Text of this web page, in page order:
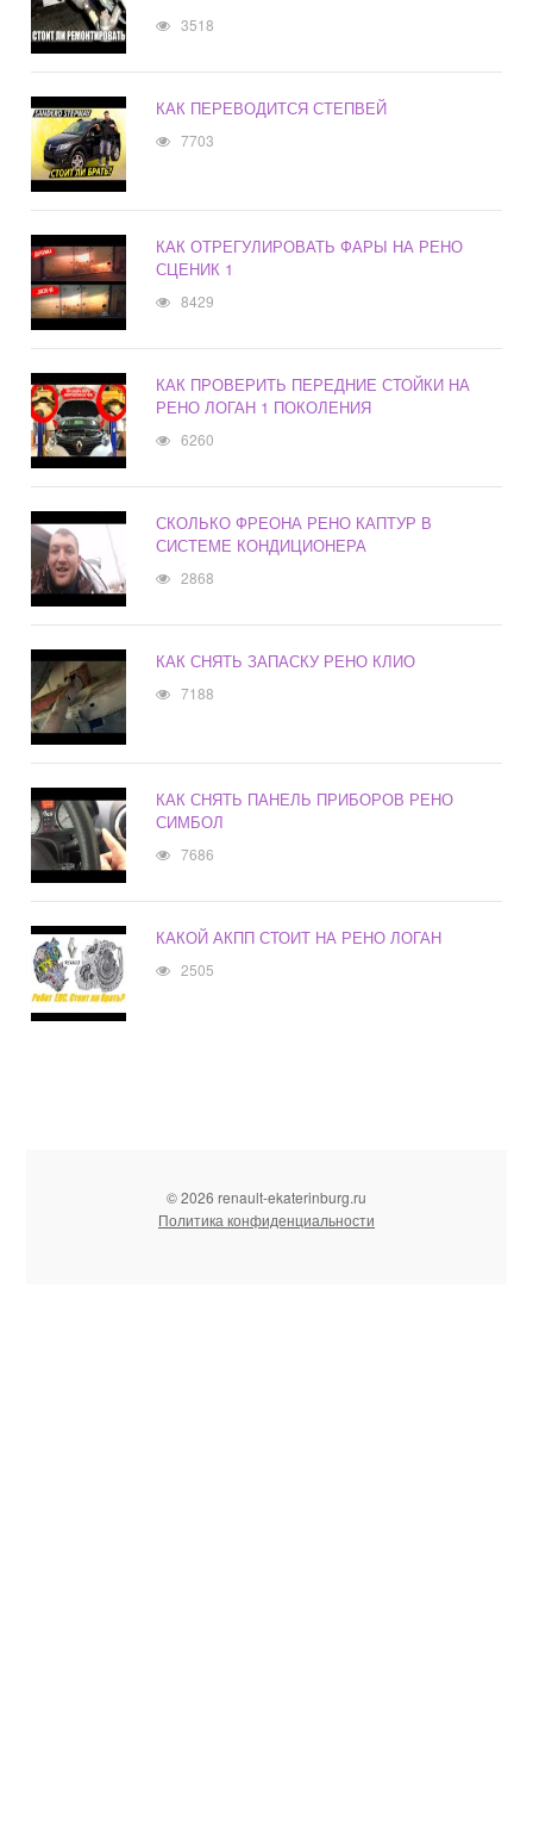
3518
КАК ПЕРЕВОДИТСЯ СТЕПВЕЙ
7703
КАК ОТРЕГУЛИРОВАТЬ ФАРЫ НА РЕНО
СЦЕНИК 1
8429
КАК ПРОВЕРИТЬ ПЕРЕДНИЕ СТОЙКИ НА
РЕНО ЛОГАН 1 ПОКОЛЕНИЯ
6260
СКОЛЬКО ФРЕОНА РЕНО КАПТУР В
СИСТЕМЕ КОНДИЦИОНЕРА
2868
КАК СНЯТЬ ЗАПАСКУ РЕНО КЛИО
7188
КАК СНЯТЬ ПАНЕЛЬ ПРИБОРОВ РЕНО
СИМБОЛ
7686
КАКОЙ АКПП СТОИТ НА РЕНО ЛОГАН
2505
© 2026 renault-ekaterinburg.ru
Политика конфиденциальности